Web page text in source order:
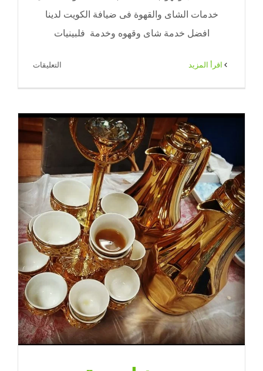
خدمات الشاى والقهوة فى ضيافة الكويت لدينا
افضل خدمة شاى وقهوه وخدمة فلبينيات
التعليقات